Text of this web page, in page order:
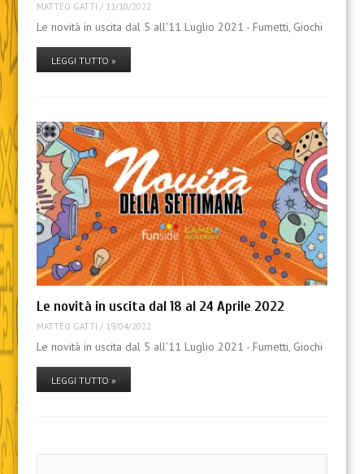
MATTEO GATTI / 11/10/2022
Le novità in uscita dal 5 all'11 Luglio 2021 - Fumetti, Giochi
LEGGI TUTTO »
Le novità in uscita dal 18 al 24 Aprile 2022
MATTEO GATTI / 19/04/2022
Le novità in uscita dal 5 all'11 Luglio 2021 - Fumetti, Giochi
LEGGI TUTTO »